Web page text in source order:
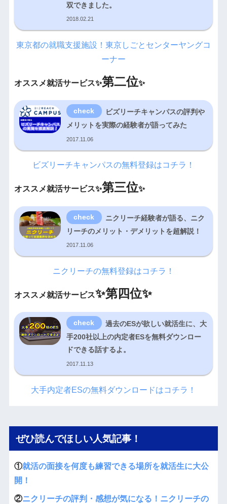
双できました。
2018.02.21
東京都の就職支援施設！東京しごとセンターヤングコ
ーナー
オススメ就活サービス✨第二位✨
ビズリーチキャンパスの評判や
メリットを実際の経験者が語ってみた
2017.11.06
ビズリーチキャンパスの無料登録はコチラ！
オススメ就活サービス✨第三位✨
ニクリーチ経験者が語る、ニク
リーチのメリット・デメリットを超解説！
2017.11.06
ニクリーチの無料登録はコチラ！
オススメ就活サービス✨第四位✨
過去のESが欲しい就活生に、大
手200社以上の内定者ESを無料ダウンロー
ドできる話するよ。
2017.11.13
大手内定者ESの無料ダウンロードはコチラ！
ぜひ読んでほしい人気記事！
①就活の面接を何度も練習できる場所を就活生に大公
開！
②ニクリーチの評判・感想が気になる！ニクリーチの